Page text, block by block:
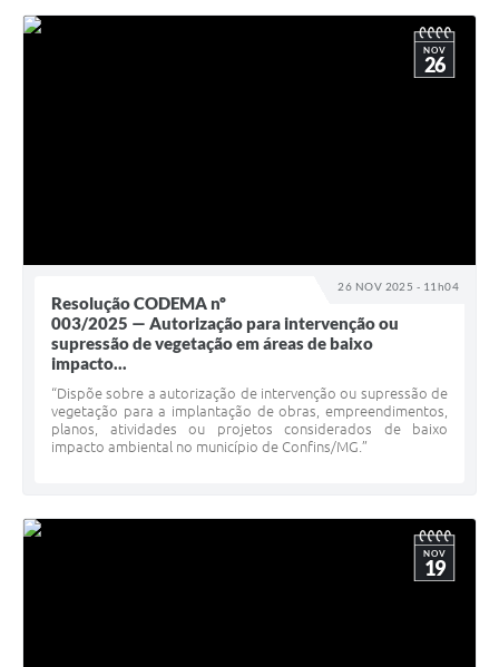
26 NOV 2025 - 11h04
NOV
26
Resolução CODEMA nº
003/2025 — Autorização para intervenção ou
supressão de vegetação em áreas de baixo
impacto...
“Dispõe sobre a autorização de intervenção ou supressão de
vegetação para a implantação de obras, empreendimentos,
planos, atividades ou projetos considerados de baixo
impacto ambiental no município de Confins/MG.”
NOV
19